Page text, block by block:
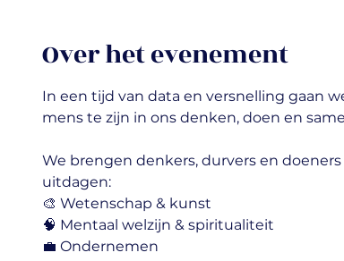
Over het evenement
In een tijd van data en versnelling gaan
mens te zijn in ons denken, doen en
We brengen denkers, durvers en
uitdagen:
🎨 Wetenschap & kunst
🧠 Mentaal welzijn & spiritualiteit
💼 Ondernemen